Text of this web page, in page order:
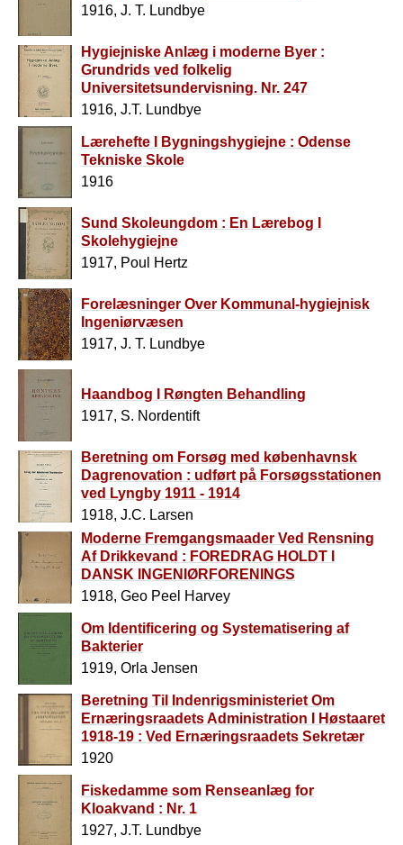
1916, J. T. Lundbye
Hygiejniske Anlæg i moderne Byer :
Grundrids ved folkelig
Universitetsundervisning. Nr. 247
1916, J.T. Lundbye
Lærehefte I Bygningshygiejne : Odense
Tekniske Skole
1916
Sund Skoleungdom : En Lærebog I
Skolehygiejne
1917, Poul Hertz
Forelæsninger Over Kommunal-hygiejnisk
Ingeniørvæsen
1917, J. T. Lundbye
Haandbog I Røngten Behandling
1917, S. Nordentift
Beretning om Forsøg med københavnsk
Dagrenovation : udført på Forsøgsstationen
ved Lyngby 1911 - 1914
1918, J.C. Larsen
Moderne Fremgangsmaader Ved Rensning
Af Drikkevand : FOREDRAG HOLDT I
DANSK INGENIØRFORENINGS
HYGIEJNISK- TEKNISKE SEKTION DEN 17.
1918, Geo Peel Harvey
Om Identificering og Systematisering af
Bakterier
1919, Orla Jensen
Beretning Til Indenrigsministeriet Om
Ernæringsraadets Administration I Høstaaret
1918-19 : Ved Ernæringsraadets Sekretær
1920
Fiskedamme som Renseanlæg for
Kloakvand : Nr. 1
1927, J.T. Lundbye